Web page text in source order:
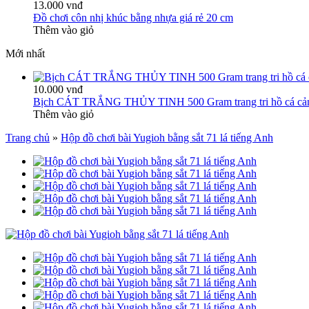
13.000 vnđ
Đồ chơi côn nhị khúc bằng nhựa giá rẻ 20 cm
Thêm vào giỏ
Mới nhất
10.000 vnđ
Bịch CÁT TRẮNG THỦY TINH 500 Gram trang tri hồ cá
Thêm vào giỏ
Trang chủ » Hộp đồ chơi bài Yugioh bằng sắt 71 lá tiếng Anh